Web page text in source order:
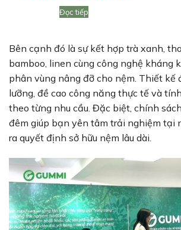
Đọc tiếp
Bên cạnh đó là sự kết hợp trà xanh,
bamboo, linen cùng công nghệ kháng
phân vùng nâng đỡ cho nệm. Thiết kế
lưỡng, đề cao công năng thực tế và
theo từng nhu cầu. Đặc biệt, chính
đêm giúp bạn yên tâm trải nghiệm tại
ra quyết định sở hữu nệm lâu dài.